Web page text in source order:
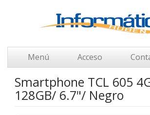
Menú Acceso
Smartphone TCL 605
128GB/ 6.7"/ Negro